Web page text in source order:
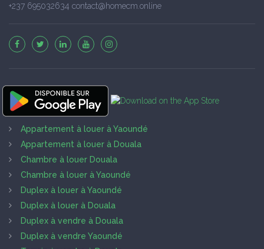
+237 695032634 contact@homecm.online
Appartement à louer à Yaoundé
Appartement à louer à Douala
Chambre à louer Douala
Chambre à louer à Yaoundé
Duplex à louer à Yaoundé
Duplex à louer à Douala
Duplex à vendre à Douala
Duplex à vendre Yaoundé